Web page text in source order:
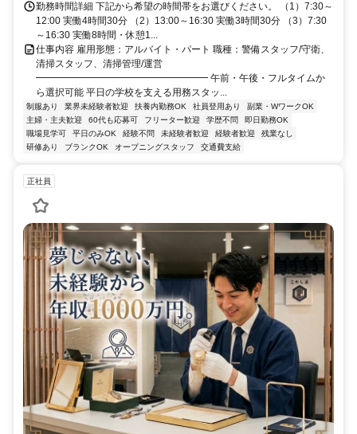
勤務時間詳細 下記から希望の時間帯をお選びください。 （1）7:30～
12:00 実働4時間30分 （2）13:00～16:30 実働3時間30分 （3）7:30
～16:30 実働8時間・休憩1...
仕事内容 雇用形態：アルバイト・パート 職種：警備スタッフ/守衛、
清掃スタッフ、清掃管理/運営
━━━━━━━━━━━━━━━━━━ 午前・午後・フルタイムか
ら選択可能 平日の学校を支える用務スタッ...
制服あり 業界未経験者歓迎 扶養内勤務OK 社員登用あり
副業・WワークOK
主婦・主夫歓迎
60代も応募可 フリーター歓迎 学歴不問
即日勤務OK
職場見学可
平日のみOK 経験不問 未経験者歓迎 経験者歓迎
残業なし
研修あり
ブランクOK オープニングスタッフ 交通費支給
正社員